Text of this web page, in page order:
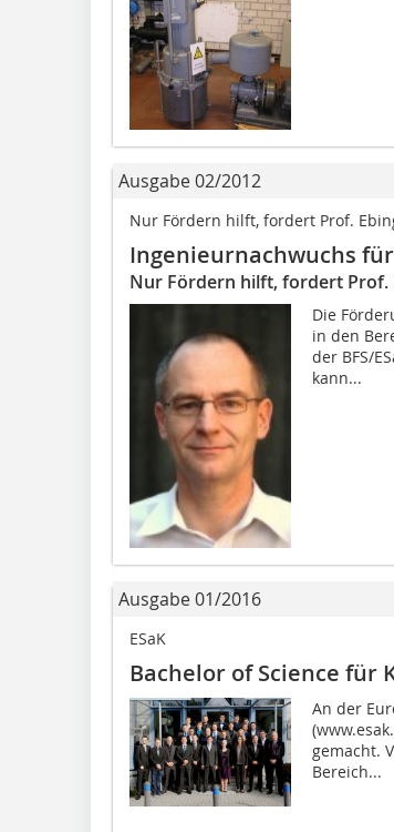
Ausgabe 02/2012
Nur Fördern hilft, fordert Prof.
Ingenieurnachwuchs
Nur Fördern hilft, fordert Prof.
Die
in den
der BFS/
kann...
Ausgabe 01/2016
ESaK
Bachelor of Science für
An der
gemacht.
Bereich...